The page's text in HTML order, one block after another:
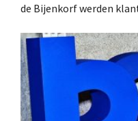
de Bijenkorf werden
De retailers roepen
phishing.